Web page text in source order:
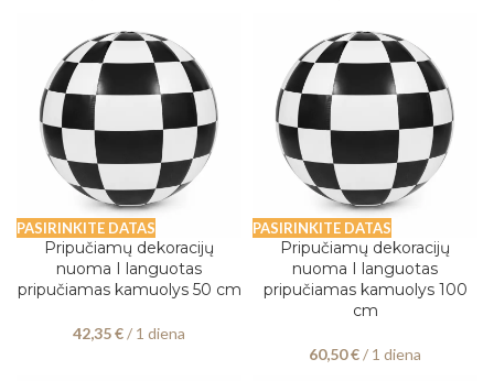
PASIRINKITE DATAS
Pripučiamų dekoracijų
nuoma I languotas
pripučiamas kamuolys 50 cm
42,35€/ 1 diena
PASIRINKITE DATAS
Pripučiamų dekoracijų
nuoma I languotas
pripučiamas kamuolys 100
cm
60,50€/ 1 diena